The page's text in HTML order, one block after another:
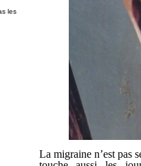
les
La migraine n’est pas